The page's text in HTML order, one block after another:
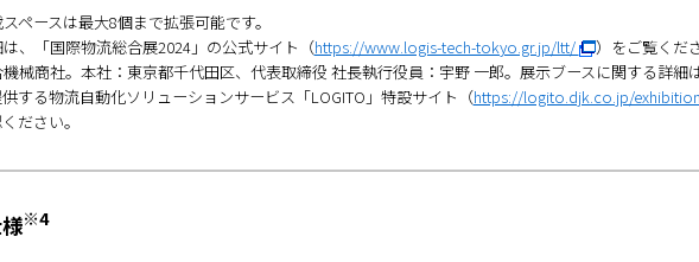
ペースは最大8個まで拡張可能です。
、「国際物流総合展2024」の公式サイト（https://www.logis-tech-tokyo.gr.jp/ltt/
）をご覧くだ
械商社。本社：東京都千代田区、代表取締役 社長執行役員：宇野 一郎。展示ブースに関する詳細
する物流自動化ソリューションサービス「LOGITO」特設サイト（https://logito.djk.co.jp/exhibition
ださい。
※4